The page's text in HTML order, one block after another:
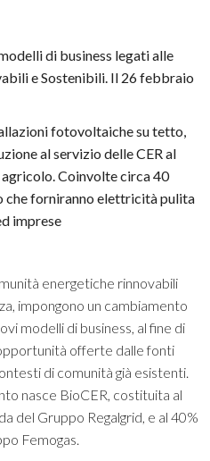
di business legati alle
e Sostenibili. Il 26 febbraio
fotovoltaiche su tetto,
al servizio delle CER al
Coinvolte circa 40
che forniranno elettricità pulita
imprese
energetiche rinnovabili
impongono un cambiamento
modelli di business, al fine di
offerte dalle fonti
di comunità già esistenti.
nasce BioCER, costituita al
del Gruppo Regalgrid, e al 40%
Femogas.